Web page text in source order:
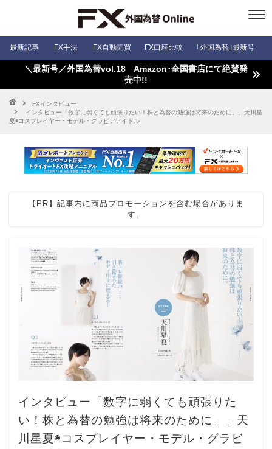
最新記事 FX手法 FX自動売買 FX口座比較 ｢外国為替｣最新号
＼最新号／外国為替vol.18 Amazon･全国書店にて絶賛発
売中!!
FXインタビュー
インタビュー「数字に弱くても頑張りたい！株と為替の勉強は将来のために。」天川星
夏◉コスプレイヤー・モデル・グラビアアイドル
【PR】記事内に商品プロモーションを含む場合がありま
す。
インタビュー「数字に弱くても頑張りた
い！株と為替の勉強は将来のために。」天
川星夏◉コスプレイヤー・モデル・グラビ